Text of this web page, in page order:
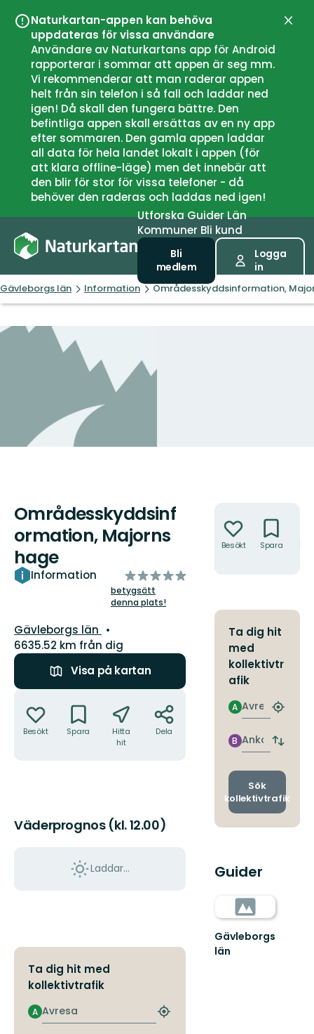
Naturkartan-appen kan behöva
uppdateras för vissa användare
Användare av Naturkartans app för Android
rapporterar i sommar att appen är seg mm.
Vi rekommenderar att man raderar appen
helt från sin telefon i så fall och laddar ned
igen! Då skall den fungera bättre. Den
befintliga appen skall ersättas av en ny app
efter sommaren. Den gamla appen laddar
all data för hela landet lokalt i appen (för
att klara offline-läge) men det innebär att
den blir för stor för vissa telefoner - då
behöver den raderas och laddas ned igen!
UtforskaGuiderLän
Kommuner Bli kund
Bli
medlem
Logga
in
Gävleborgs län Information Områdesskyddsinformation,
Områdesskyddsinf
ormation, Majorns
hage
Information
av
5
stjärnor
betygsätt
denna plats!
Län:
Gävleborgs län
6635.52 km från dig
Visa på kartan
Besökt Spara
Hitta
hit
Dela
Väderprognos (kl. 12.00)
Laddar...
Ta dig hit med
kollektivtrafik
Avresa
A
Hitta
Besökt Spara
Ta dig hit
med
kollektivtr
afik
Avresa
A
Hitta
Ankomst
B
Byt
och
Sök
kollektivtrafik
Guider
Gävleborgs
län